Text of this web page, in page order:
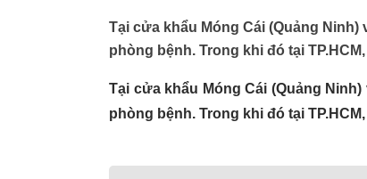
Tại cửa khẩu Móng Cái (Quảng
phòng bệnh. Trong khi đó tại
Tại cửa khẩu Móng Cái (Quảng
phòng bệnh. Trong khi đó tại